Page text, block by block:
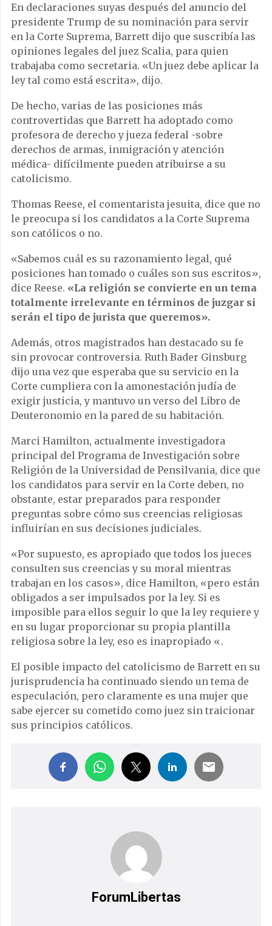
En declaraciones suyas después del anuncio del
presidente Trump de su nominación para servir
en la Corte Suprema, Barrett dijo que suscribía las
opiniones legales del juez Scalia, para quien
trabajaba como secretaria. «Un juez debe aplicar la
ley tal como está escrita», dijo.
De hecho, varias de las posiciones más
controvertidas que Barrett ha adoptado como
profesora de derecho y jueza federal -sobre
derechos de armas, inmigración y atención
médica- difícilmente pueden atribuirse a su
catolicismo.
Thomas Reese, el comentarista jesuita, dice que no
le preocupa si los candidatos a la Corte Suprema
son católicos o no.
«Sabemos cuál es su razonamiento legal, qué
posiciones han tomado o cuáles son sus escritos»,
dice Reese. «La religión se convierte en un tema
totalmente irrelevante en términos de juzgar si
serán el tipo de jurista que queremos».
Además, otros magistrados han destacado su fe
sin provocar controversia. Ruth Bader Ginsburg
dijo una vez que esperaba que su servicio en la
Corte cumpliera con la amonestación judía de
exigir justicia, y mantuvo un verso del Libro de
Deuteronomio en la pared de su habitación.
Marci Hamilton, actualmente investigadora
principal del Programa de Investigación sobre
Religión de la Universidad de Pensilvania, dice que
los candidatos para servir en la Corte deben, no
obstante, estar preparados para responder
preguntas sobre cómo sus creencias religiosas
influirían en sus decisiones judiciales.
«Por supuesto, es apropiado que todos los jueces
consulten sus creencias y su moral mientras
trabajan en los casos», dice Hamilton, «pero están
obligados a ser impulsados ​​por la ley. Si es
imposible para ellos seguir lo que la ley requiere y
en su lugar proporcionar su propia plantilla
religiosa sobre la ley, eso es inapropiado «.
El posible impacto del catolicismo de Barrett en su
jurisprudencia ha continuado siendo un tema de
especulación, pero claramente es una mujer que
sabe ejercer su cometido como juez sin traicionar
sus principios católicos.
ForumLibertas